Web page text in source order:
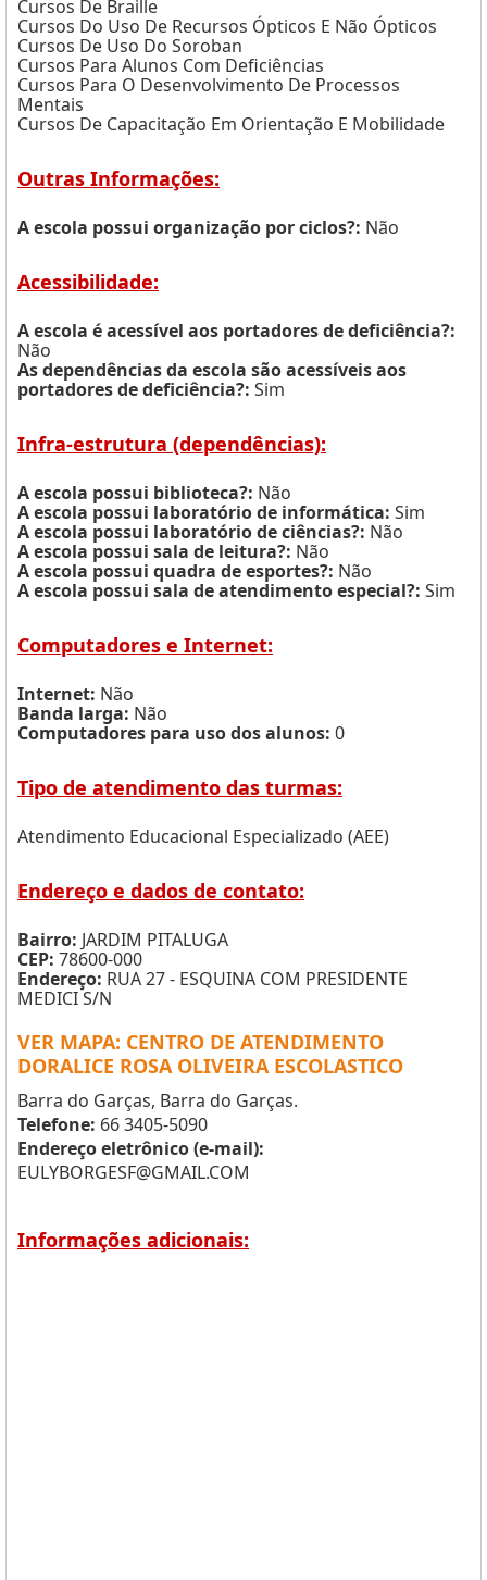
Cursos De Braille
Cursos Do Uso De Recursos Ópticos E Não Ópticos
Cursos De Uso Do Soroban
Cursos Para Alunos Com Deficiências
Cursos Para O Desenvolvimento De Processos
Mentais
Cursos De Capacitação Em Orientação E Mobilidade
Outras Informações:
A escola possui organização por ciclos?: Não
Acessibilidade:
A escola é acessível aos portadores de deficiência?:
Não
As dependências da escola são acessíveis aos
portadores de deficiência?: Sim
Infra-estrutura (dependências):
A escola possui biblioteca?: Não
A escola possui laboratório de informática: Sim
A escola possui laboratório de ciências?: Não
A escola possui sala de leitura?: Não
A escola possui quadra de esportes?: Não
A escola possui sala de atendimento especial?: Sim
Computadores e Internet:
Internet: Não
Banda larga: Não
Computadores para uso dos alunos: 0
Tipo de atendimento das turmas:
Atendimento Educacional Especializado (AEE)
Endereço e dados de contato:
Bairro: JARDIM PITALUGA
CEP: 78600-000
Endereço: RUA 27 - ESQUINA COM PRESIDENTE
MEDICI S/N
VER MAPA: CENTRO DE ATENDIMENTO
DORALICE ROSA OLIVEIRA ESCOLASTICO
Barra do Garças, Barra do Garças.
Telefone: 66 3405-5090
Endereço eletrônico (e-mail):
EULYBORGESF@GMAIL.COM
Informações adicionais: